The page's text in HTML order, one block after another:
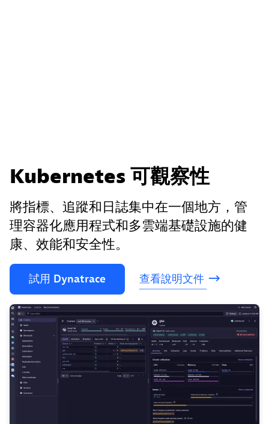
Kubernetes 可觀察性
將指標、追蹤和日誌集中在一個地方，管
理容器化應用程式和多雲端基礎設施的健
康、效能和安全性。
試用 Dynatrace 查看說明文件